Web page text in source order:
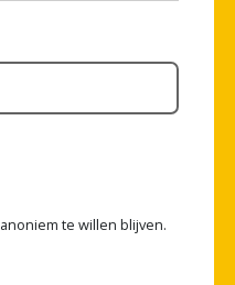
te willen blijven.